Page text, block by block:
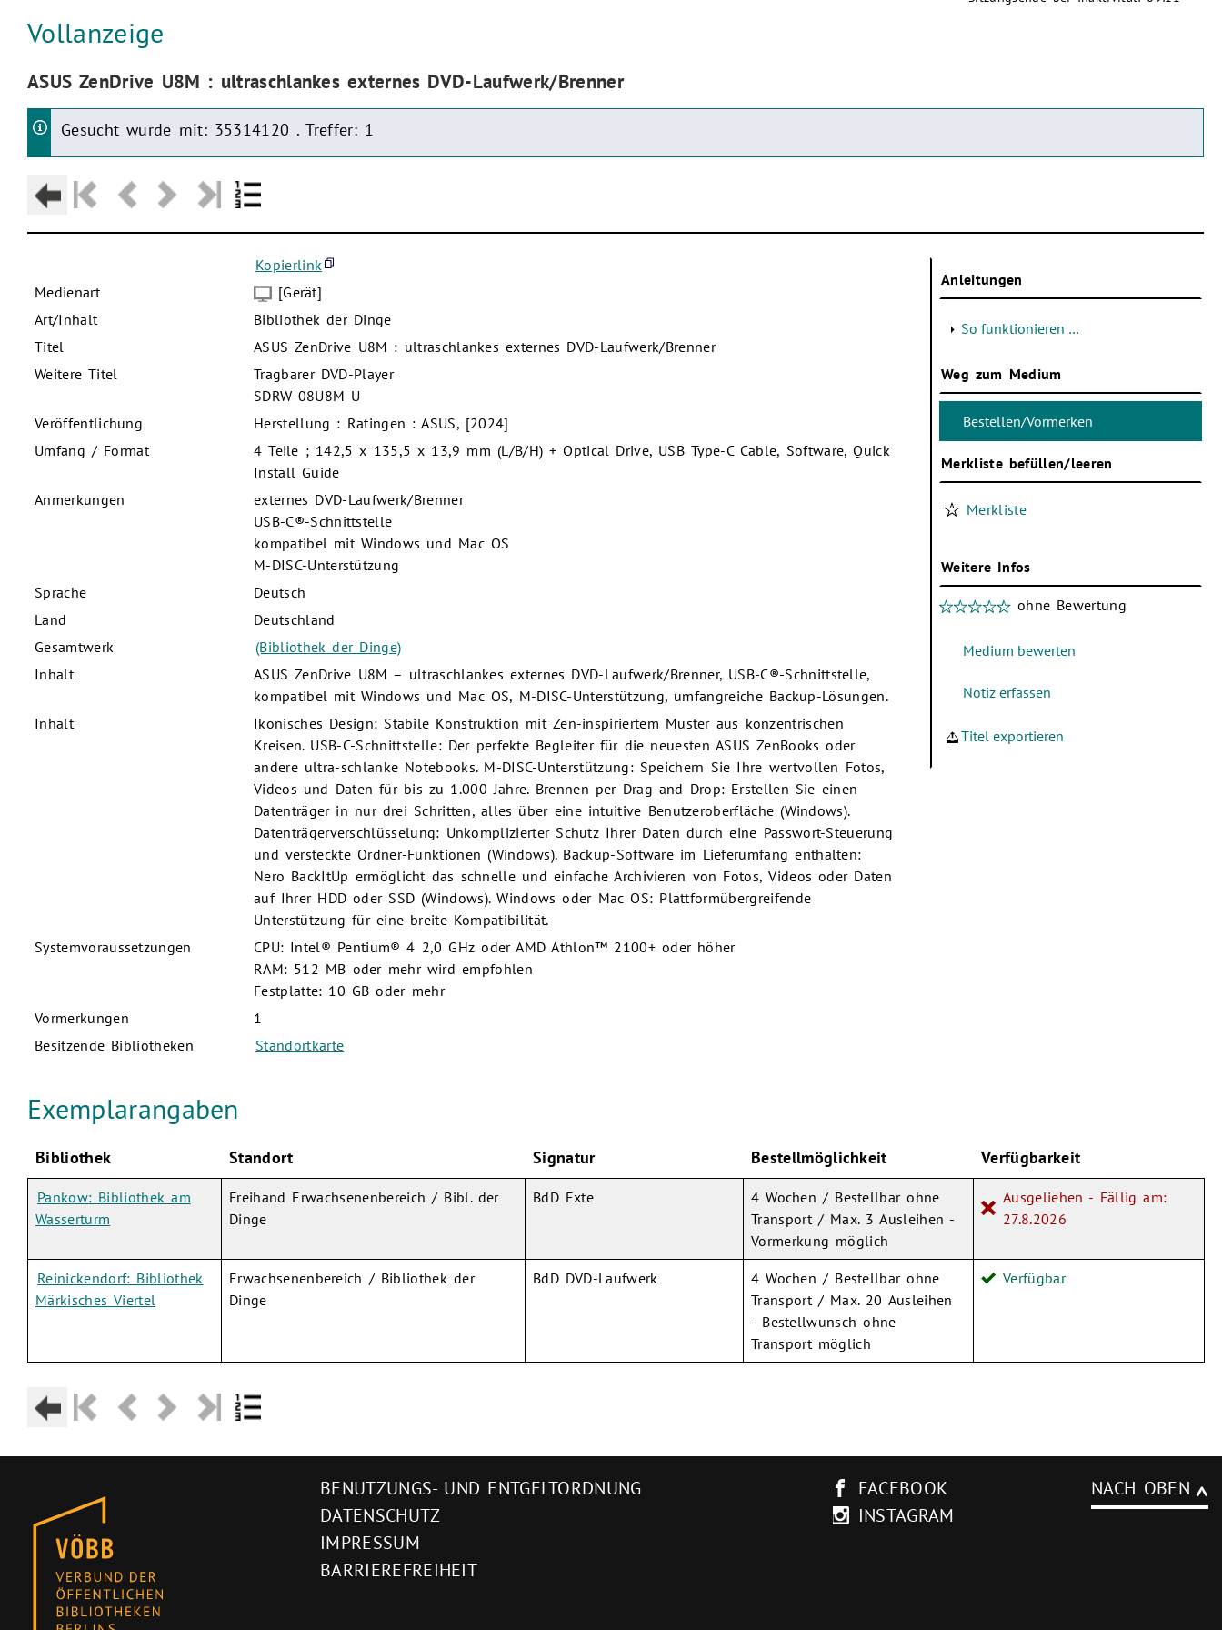
Aktuelle Seite:
Vollanzeige
Aktuelle Seite:
ASUS ZenDrive U8M : ultraschlankes externes DVD-Laufwerk/Brenner
Gesucht wurde mit: 35314120 . Treffer: 1
Kopierlink
Medienart
[Gerät]
Art/Inhalt
Bibliothek der Dinge
Titel
ASUS ZenDrive U8M : ultraschlankes externes DVD-Laufwerk/Brenner
Weitere Titel
Tragbarer DVD-Player
SDRW-08U8M-U
Veröffentlichung
Herstellung : Ratingen : ASUS, [2024]
Umfang / Format
4 Teile ; 142,5 x 135,5 x 13,9 mm (L/B/H) + Optical Drive, USB Type-C Cable, Software, Quick
Install Guide
Anmerkungen
externes DVD-Laufwerk/Brenner
USB-C®-Schnittstelle
kompatibel mit Windows und Mac OS
M-DISC-Unterstützung
Sprache
Deutsch
Land
Deutschland
Gesamtwerk
(Bibliothek der Dinge)
Inhalt
ASUS ZenDrive U8M – ultraschlankes externes DVD-Laufwerk/Brenner, USB-C®-Schnittstelle,
kompatibel mit Windows und Mac OS, M-DISC-Unterstützung, umfangreiche Backup-Lösungen.
Inhalt
Ikonisches Design: Stabile Konstruktion mit Zen-inspiriertem Muster aus konzentrischen
Kreisen. USB-C-Schnittstelle: Der perfekte Begleiter für die neuesten ASUS ZenBooks oder
andere ultra-schlanke Notebooks. M-DISC-Unterstützung: Speichern Sie Ihre wertvollen Fotos,
Videos und Daten für bis zu 1.000 Jahre. Brennen per Drag and Drop: Erstellen Sie einen
Datenträger in nur drei Schritten, alles über eine intuitive Benutzeroberfläche (Windows).
Datenträgerverschlüsselung: Unkomplizierter Schutz Ihrer Daten durch eine Passwort-Steuerung
und versteckte Ordner-Funktionen (Windows). Backup-Software im Lieferumfang enthalten:
Nero BackItUp ermöglicht das schnelle und einfache Archivieren von Fotos, Videos oder Daten
auf Ihrer HDD oder SSD (Windows). Windows oder Mac OS: Plattformübergreifende
Unterstützung für eine breite Kompatibilität.
Systemvoraussetzungen
CPU: Intel® Pentium® 4 2,0 GHz oder AMD Athlon™ 2100+ oder höher
RAM: 512 MB oder mehr wird empfohlen
Festplatte: 10 GB oder mehr
Vormerkungen
1
Besitzende Bibliotheken
Standortkarte
Anleitungen
So funktionieren …
Weg zum Medium
Merkliste befüllen/leeren
Merkliste
Weitere Infos
ohne Bewertung
Titel exportieren
Exemplarangaben
Bibliothek Standort Signatur Bestellmöglichkeit Verfügbarkeit
Pankow: Bibliothek am
Wasserturm
Freihand Erwachsenenbereich / Bibl. der
Dinge
BdD Exte
4 Wochen / Bestellbar ohne
Transport / Max. 3 Ausleihen -
Vormerkung möglich
Ausgeliehen - Fällig am:
27.8.2026
Reinickendorf: Bibliothek
Märkisches Viertel
Erwachsenenbereich / Bibliothek der
Dinge
BdD DVD-Laufwerk
4 Wochen / Bestellbar ohne
Transport / Max. 20 Ausleihen
- Bestellwunsch ohne
Transport möglich
Verfügbar
BENUTZUNGS- UND ENTGELTORDNUNG
DATENSCHUTZ
IMPRESSUM
BARRIEREFREIHEIT
FACEBOOK
INSTAGRAM
NACH OBEN